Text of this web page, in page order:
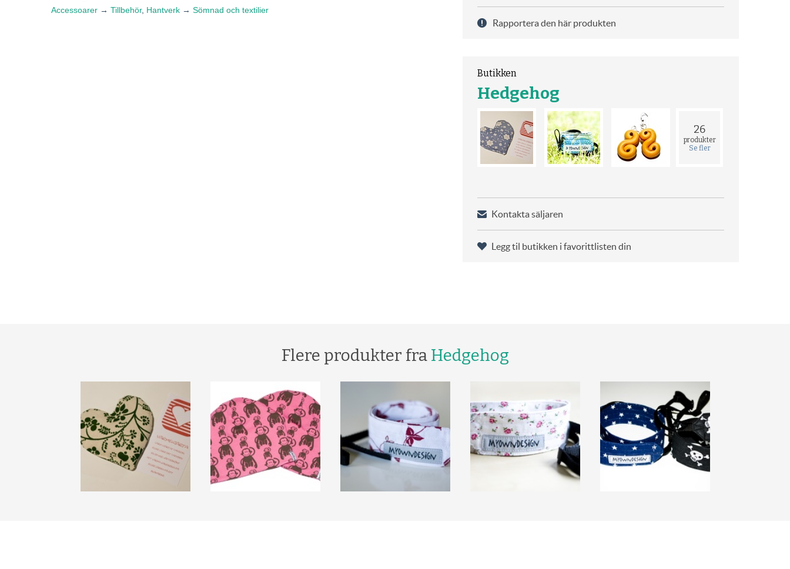
Accessoarer → Tillbehör, Hantverk → Sömnad och textilier
Rapportera den här produkten
Butikken
Hedgehog
26
produkter
Se fler
Kontakta säljaren
Legg til butikken i favorittlisten din
Flere produkter fra Hedgehog